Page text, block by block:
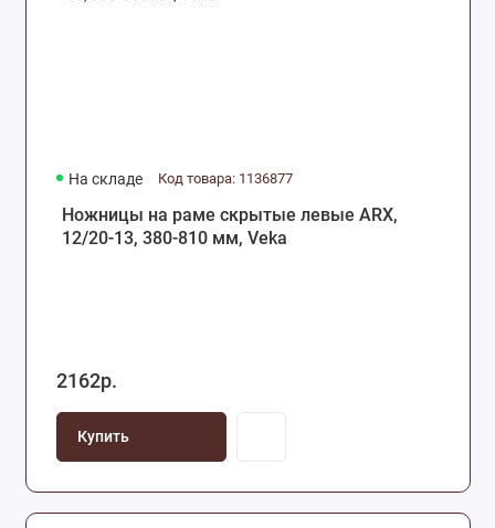
На складе Код товара: 1136877
Ножницы на раме скрытые левые ARX,
12/20-13, 380-810 мм, Veka
2162р.
Купить